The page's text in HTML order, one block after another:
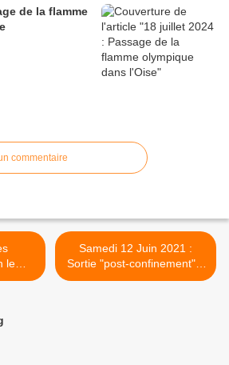
de la flamme
commentaire
le
Samedi 12 Juin 2021 :
Sortie "post-confinement" à
DIEPPE >